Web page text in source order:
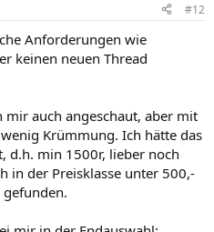
#12
Anforderungen wie
keinen neuen Thread
mir auch angeschaut, aber mit
Krümmung. Ich hätte das
d.h. min 1500r, lieber noch
in der Preisklasse unter 500,-